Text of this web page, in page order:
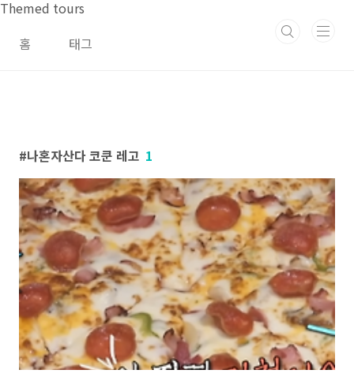
본문 바로가기
Themed tours
홈
태그
나혼자산다 코쿤 레고 1